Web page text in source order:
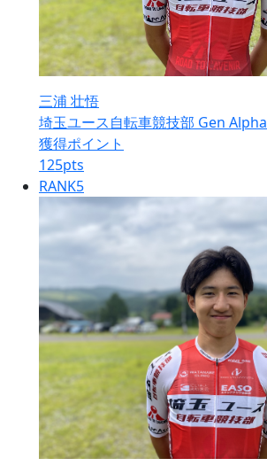
三浦 壮悟
埼玉ユース自転車競技部 Gen Alpha
獲得ポイント
125pts
RANK5